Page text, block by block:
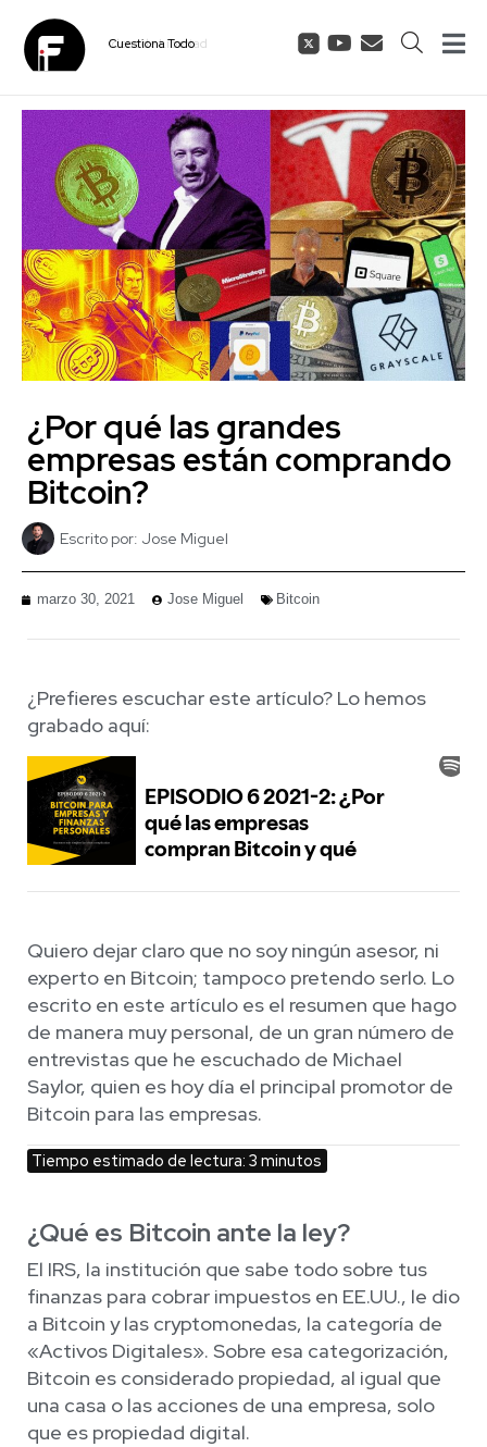
CuestionaTodo
¿Por qué las grandes
empresas están comprando
Bitcoin?
Escrito por: Jose Miguel
marzo 30, 2021 Jose Miguel Bitcoin
¿Prefieres escuchar este artículo? Lo hemos
grabado aquí:
Quiero dejar claro que no soy ningún asesor, ni
experto en Bitcoin; tampoco pretendo serlo. Lo
escrito en este artículo es el resumen que hago
de manera muy personal, de un gran número de
entrevistas que he escuchado de Michael
Saylor, quien es hoy día el principal promotor de
Bitcoin para las empresas.
Tiempo estimado de lectura: 3 minutos
¿Qué es Bitcoin ante la ley?
El IRS, la institución que sabe todo sobre tus
finanzas para cobrar impuestos en EE.UU., le dio
a Bitcoin y las cryptomonedas, la categoría de
«Activos Digitales». Sobre esa categorización,
Bitcoin es considerado propiedad, al igual que
una casa o las acciones de una empresa, solo
que es propiedad digital.